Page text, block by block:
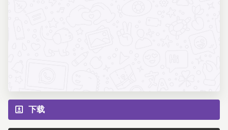
下载